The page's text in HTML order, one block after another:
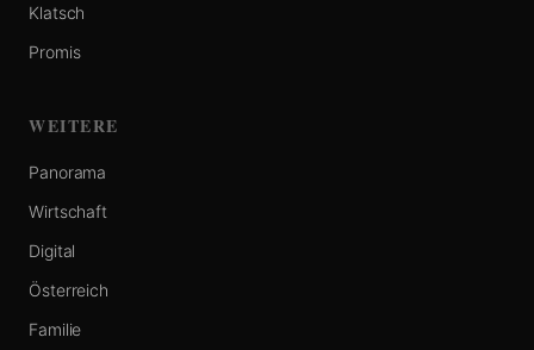
Klatsch
Promis
WEITERE
Panorama
Wirtschaft
Digital
Österreich
Familie